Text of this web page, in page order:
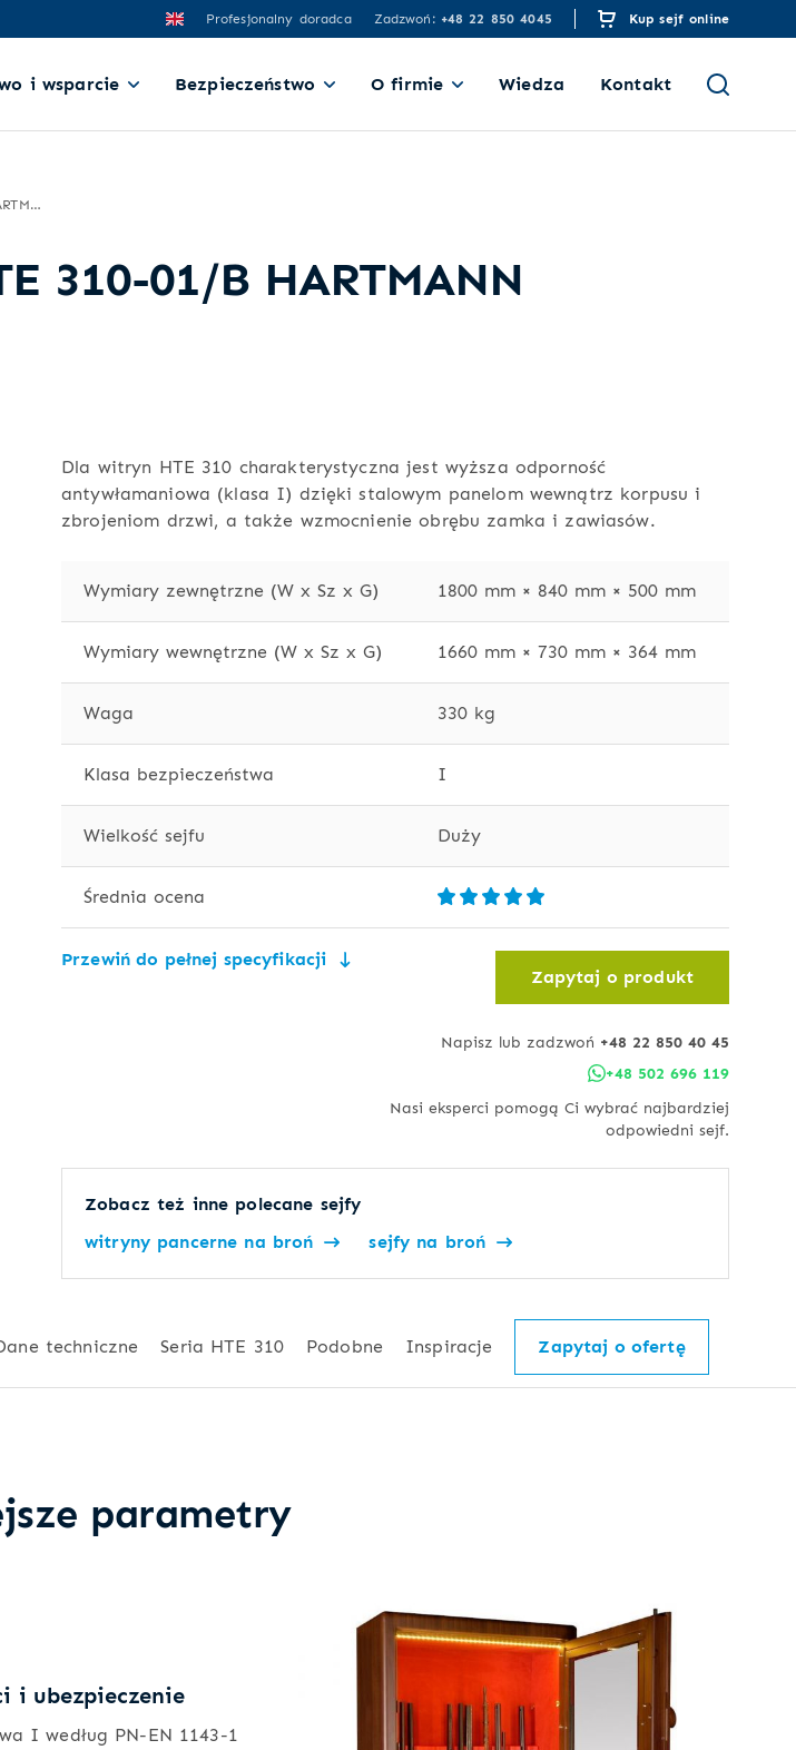
Profesjonalny doradca Zadzwoń: +48 22 850 4045 Kup sejf online
i wsparcie Bezpieczeństwo O firmie Wiedza Kontakt
HTE 310-01/B HARTMANN Exclusive Line
310-01/B HARTMANN
Dla witryn HTE 310 charakterystyczna jest wyższa odporność
antywłamaniowa (klasa I) dzięki stalowym panelom wewnątrz korpusu i
zbrojeniom drzwi, a także wzmocnienie obrębu zamka i zawiasów.
Wymiary zewnętrzne (W x Sz x G) 1800 mm × 840 mm × 500 mm
Wymiary wewnętrzne (W x Sz x G) 1660 mm × 730 mm × 364 mm
Waga 330 kg
Klasa bezpieczeństwa I
Wielkość sejfu Duży
Średnia ocena
Przewiń do pełnej specyfikacji
Zapytaj o produkt
Napisz lub zadzwoń +48 22 850 40 45
+48 502 696 119
Nasi eksperci pomogą Ci wybrać najbardziej
odpowiedni sejf.
Zobacz też inne polecane sejfy
witryny pancerne na broń
sejfy na broń
techniczne Seria HTE 310 Podobne Inspiracje Zapytaj o ofertę
parametry
i ubezpieczenie
I według PN-EN 1143-1